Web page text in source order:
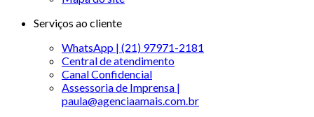
Serviços ao cliente
WhatsApp | (21) 97971-2181
Central de atendimento
Canal Confidencial
Assessoria de Imprensa |
paula@agenciaamais.com.br